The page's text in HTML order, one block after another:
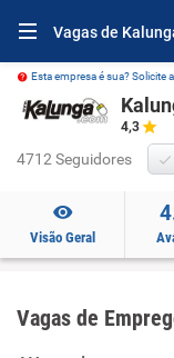
Vagas de
Esta empresa é sua? Solicite
4,3
4712 Seguidores
Visão Geral
Vagas de